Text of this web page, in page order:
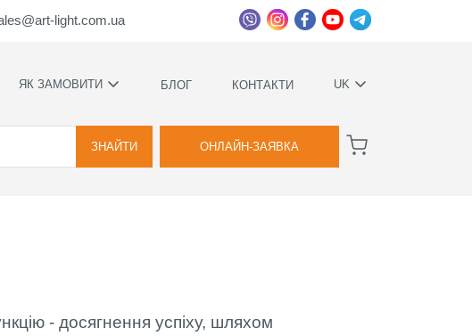
light.com.ua
ЯК ЗАМОВИТИ
НАШІ ПЕРЕВАГИ
ХУДОЖНЄ
БЛОГ КОНТАКТИ UK
РУССКИЙ
ЗНАЙТИ ОНЛАЙН-ЗАЯВКА
- досягнення успіху, шляхом